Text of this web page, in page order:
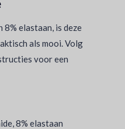
8% elastaan, is deze
als mooi. Volg
voor een
8% elastaan